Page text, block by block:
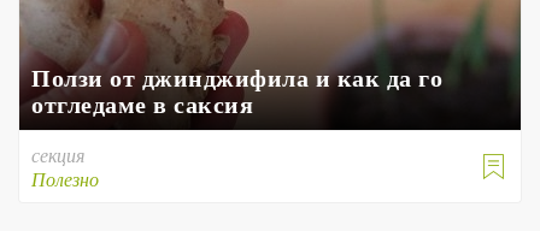
Ползи от джинджифила и как да го
отгледаме в саксия

секция
Полезно